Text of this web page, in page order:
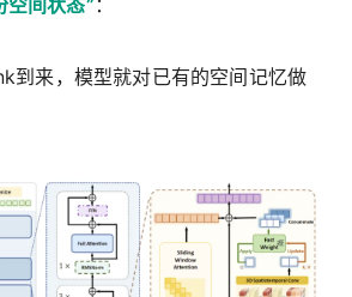
空间状态”：
到来，模型就对已有的空间记忆做